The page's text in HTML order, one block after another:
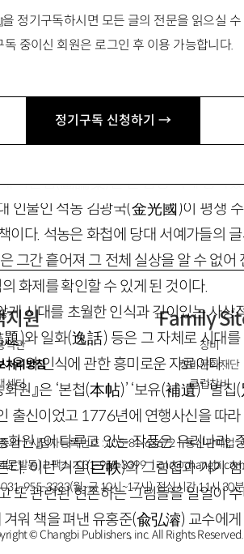
을 정기구독하시면 모든 글의 전문을 읽으실
독 중이신 회원은 로그인 후 이용 가능합니다.
정기구독 신청하기 →
화론집(畵論集)을 큰 감동 속에 통독했
인물인 석농 김광국(金光國)이 평생
이다. 석농은 화첩에 당대 서예가들의
그간 흩어져 그 전체 실상을 알 수 없어
화제를 확인할 수 있게 된 것이다.
시대를 초월한 인식과 깊이있는 사상
題)와 일화(逸話) 등은 그 자체로 시대
유와 인식에 관한 흥미로운 자료이다.
원』은 ‘본첩(本帖)’ ‘보유(補遺)’ ‘별집(
출신이었고 1776년에 연행사신을 따
원』이 다루고 있는 작품은 우리나라,
다. 이런 거질(巨帙)의 그림첩과 거기
또 관련된 현존하는 그림들을 일일이
워 책을 펴낸 유홍준(兪弘濬) 교수에
지원
약관
처리방침
센터
Family
창비
창비문화재단
클럽창비
선ㅣ사업자등록번호 : 105-81-63672ㅣ통신판매업
문발동)ㅣ팩스 : 031-955-3399 ㅣ
031-955-3333(월~금 10시~17시), 점심시간 11시 30
© Changbi Publishers, inc. All Rights Reserved.